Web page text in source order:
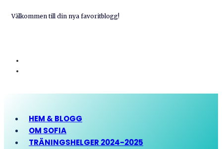
Välkommen till din nya favoritblogg!
HEM & BLOGG
OM SOFIA
TRÄNINGSHELGER 2024-2025